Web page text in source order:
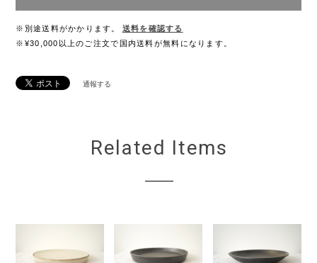
※別途送料がかかります。
送料を確認する
※¥30,000以上のご注文で国内送料が無料になります。
通報する
Related Items